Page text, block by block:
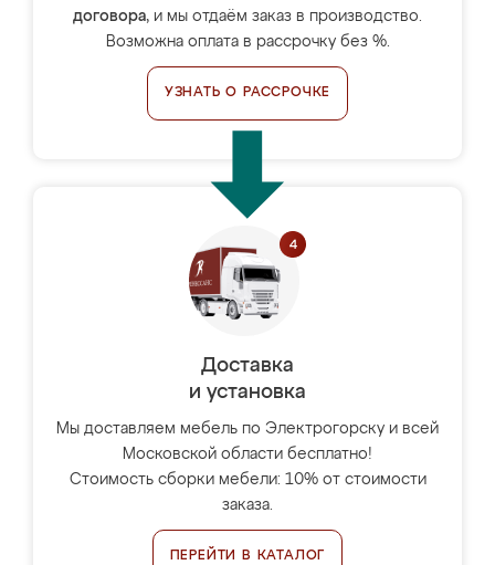
договора, и мы отдаём заказ в производство.
Возможна оплата в рассрочку без %.
УЗНАТЬ О РАССРОЧКЕ
Доставка
и установка
Мы доставляем мебель по Электрогорску и всей
Московской области бесплатно!
Стоимость сборки мебели: 10% от стоимости
заказа.
ПЕРЕЙТИ В КАТАЛОГ